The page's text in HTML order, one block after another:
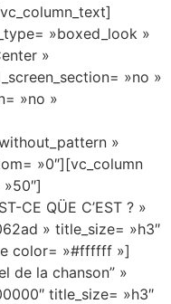
»boxed_look »
»
»no »
»no »
»
»0″][vc_column
CE QÜE C’EST ? »
» title_size= »h3″
color= »#ffffff »]
de la chanson” »
title_size= »h3″